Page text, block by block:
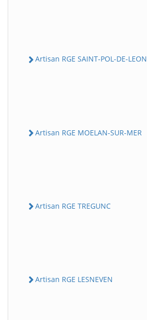
Artisan RGE SAINT-POL-DE-LEON
Artisan RGE MOELAN-SUR-MER
Artisan RGE TREGUNC
Artisan RGE LESNEVEN